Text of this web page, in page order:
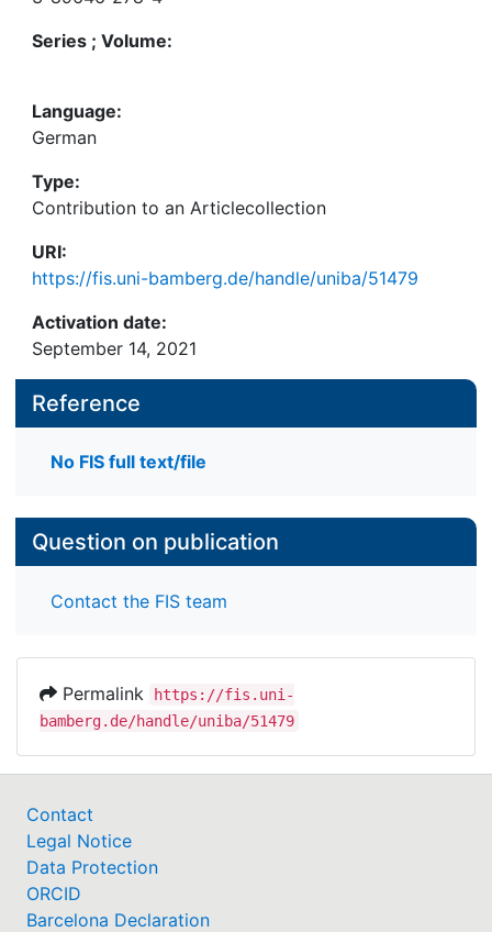
Series ; Volume:
Language:
German
Type:
Contribution to an Articlecollection
URI:
https://fis.uni-bamberg.de/handle/uniba/51479
Activation date:
September 14, 2021
Reference
No FIS full text/file
Question on publication
Contact the FIS team
Permalink
https://fis.uni-
bamberg.de/handle/uniba/51479
Contact
Legal Notice
Data Protection
ORCID
Barcelona Declaration